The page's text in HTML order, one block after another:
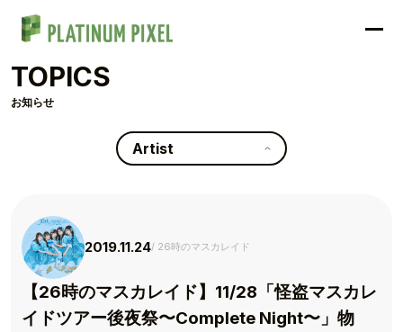
TOPICS
お知らせ
Artist
2019.11.24 26時のマスカレイド
【26時のマスカレイド】11/28「怪盗マスカレ
イドツアー後夜祭〜Complete Night〜」物